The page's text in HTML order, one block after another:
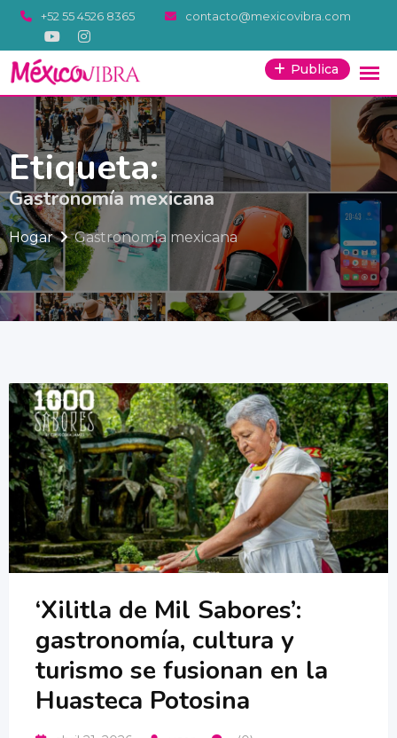
Saltar
contenido
+52 55 4526 8365 contacto@mexicovibra.com
Publica
Etiqueta:
Gastronomía mexicana
Hogar Gastronomía mexicana
‘Xilitla de Mil Sabores’:
gastronomía, cultura y
turismo se fusionan en la
Huasteca Potosina